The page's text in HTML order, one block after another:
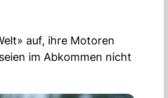
auf, ihre Motoren
im Abkommen nicht